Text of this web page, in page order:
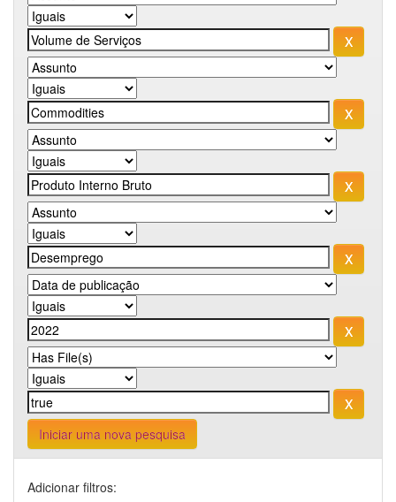
Iniciar uma nova pesquisa
Adicionar filtros: